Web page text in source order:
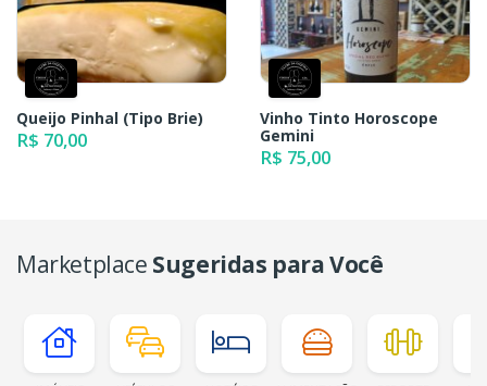
Queijo Pinhal (Tipo Brie)
R$ 70,00
Vinho Tinto Horoscope
Gemini
R$ 75,00
Marketplace Sugeridas para Você